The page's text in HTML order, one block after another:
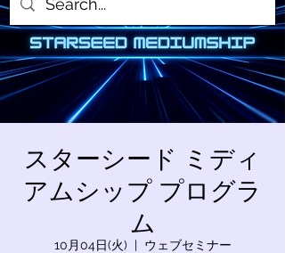
スターシード ミディ
アムシップ プログラ
ム
10月04日(火)
  |
ウェブセミナー